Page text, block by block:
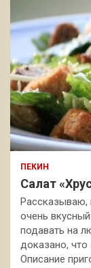
ПЕКИН
Салат
Рассказываю,
очень
подавать на
доказано, что
Описание